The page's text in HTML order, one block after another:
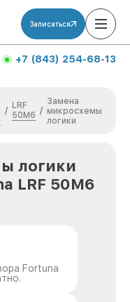
Записаться
+7 (843) 254-68-13
/
LRF
50M6 /
Замена
микросхемы
логики
логики
LRF 50M6
Fortuna